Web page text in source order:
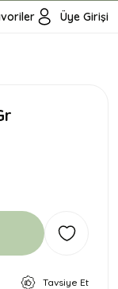
Üye Girişi
Tavsiye Et